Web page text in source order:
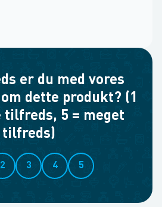
er du med vores
dette produkt? (1
tilfreds, 5 = meget
tilfreds)
2 3 4 5